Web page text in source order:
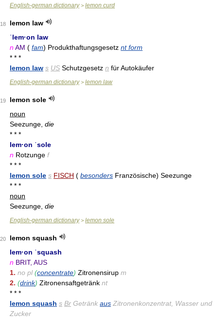
English-german dictionary> lemon curd
18
lemon law
ˈlem·on law
nAM ( fam) Produkthaftungsgesetz nt form
* * *
lemon law s US Schutzgesetz n für Autokäufer
English-german dictionary> lemon law
19
lemon sole
noun
Seezunge, die
* * *
lem·on ˈsole
n Rotzunge f
* * *
lemon sole s FISCH ( besonders Französische) Seezunge
* * *
noun
Seezunge, die
English-german dictionary> lemon sole
20
lemon squash
lem·on ˈsquash
n BRIT, AUS
1. no pl (concentrate) Zitronensirup m
2. (drink) Zitronensaftgetränk nt
* * *
lemon squash s Br Getränk aus Zitronenkonzentrat, Wasser und
Zucker